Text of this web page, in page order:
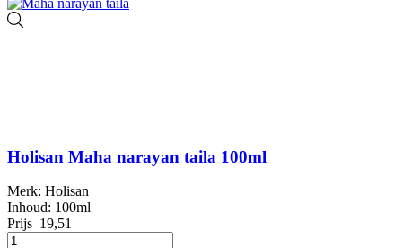
Holisan Maha narayan taila 100ml
Merk: Holisan
Inhoud: 100ml
Prijs 19,51